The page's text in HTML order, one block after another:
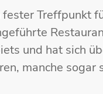
Treffpunkt
und hat sich
manche sogar